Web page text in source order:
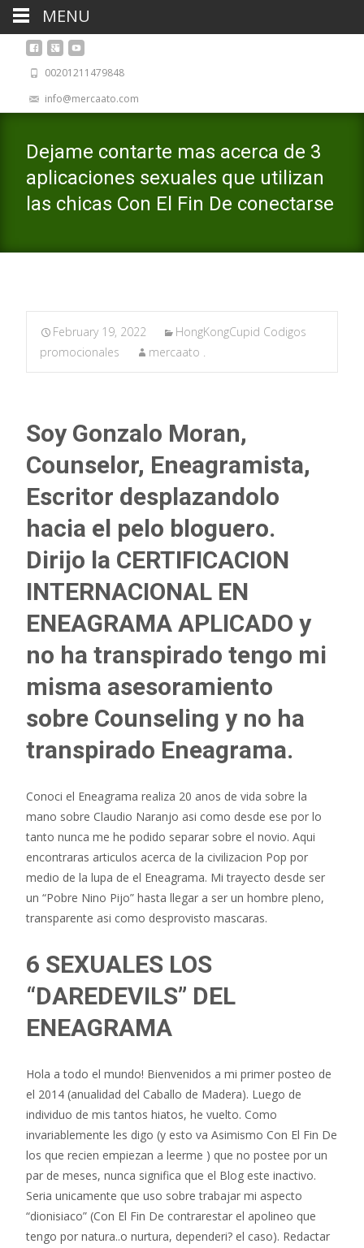
00201211479848
info@mercaato.com
Dejame contarte mas acerca de 3
aplicaciones sexuales que utilizan
las chicas Con El Fin De conectarse
February 19, 2022
HongKongCupid Codigos
promocionales
mercaato .
Soy Gonzalo Moran,
Counselor, Eneagramista,
Escritor desplazandolo
hacia el pelo bloguero.
Dirijo la CERTIFICACION
INTERNACIONAL EN
ENEAGRAMA APLICADO y
no ha transpirado tengo mi
misma asesoramiento
sobre Counseling y no ha
transpirado Eneagrama.
Conoci el Eneagrama realiza 20 anos de vida sobre la
mano sobre Claudio Naranjo asi­ como desde ese por lo
tanto nunca me he podido separar sobre el novio. Aqui
encontraras articulos acerca de la civilizacion Pop por
medio de la lupa de el Eneagrama. Mi trayecto desde ser
un “Pobre Nino Pijo” hasta llegar a ser un hombre pleno,
transparente asi­ como desprovisto mascaras.
6 SEXUALES LOS
“DAREDEVILS” DEL
ENEAGRAMA
Hola a todo el mundo! Bienvenidos a mi primer posteo de
el 2014 (anualidad del Caballo de Madera). Luego de
individuo de mis tantos hiatos, he vuelto. Como
invariablemente les digo (y esto va Asimismo Con El Fin De
los que recien empiezan a leerme ) que no postee por un
par de meses, nunca significa que el Blog este inactivo.
Seri­a unicamente que uso sobre trabajar mi aspecto
“dionisiaco” (Con El Fin De contrarestar el apolineo que
tengo por natura..o nurtura, dependeri? el caso). Redactar
MENU